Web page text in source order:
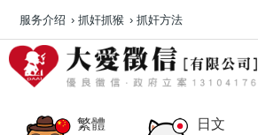
繁體 日文
服务介绍 › 抓奸抓猴 › 抓奸方法